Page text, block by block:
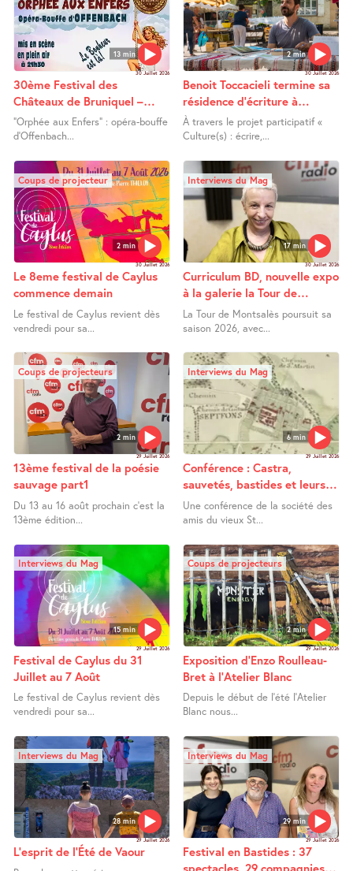
13 min
30 Juillet 2026
30ème Festival des
Châteaux de Bruniquel –
Orphée aux Enfers
"Orphée aux Enfers" : opéra-bouffe
d’Offenbach...
2 min
30 Juillet 2026
Benoit Toccacieli termine sa
résidence d’écriture à
Lafrançaise
À travers le projet participatif «
Culture(s) : écrire,...
2 min
Coups de projecteur
30 Juillet 2026
Le 8eme festival de Caylus
commence demain
Le festival de Caylus revient dès
vendredi pour sa...
17 min
Interviews du Mag
30 Juillet 2026
Curriculum BD, nouvelle expo
à la galerie la Tour de
Montsalès
La Tour de Montsalès poursuit sa
saison 2026, avec...
2 min
Coups de projecteurs
29 Juillet 2026
13ème festival de la poésie
sauvage part1
Du 13 au 16 août prochain c’est la
13ème édition...
6 min
Interviews du Mag
29 Juillet 2026
Conférence : Castra,
sauvetés, bastides et leurs
extensions entre Bas Quercy
et Bas Rouergue
Une conférence de la société des
amis du vieux St...
15 min
Interviews du Mag
29 Juillet 2026
Festival de Caylus du 31
Juillet au 7 Août
Le festival de Caylus revient dès
vendredi pour sa...
2 min
Coups de projecteurs
29 Juillet 2026
Exposition d’Enzo Roulleau-
Bret à l’Atelier Blanc
Depuis le début de l’été l’Atelier
Blanc nous...
28 min
Interviews du Mag
29 Juillet 2026
L’esprit de l’Été de Vaour
29 min
Interviews du Mag
29 Juillet 2026
Festival en Bastides : 37